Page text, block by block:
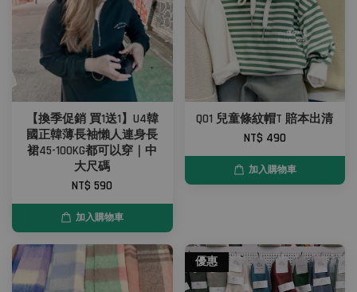
【換季促銷 買1送1】U4韓
國正韓薄長袖懶人連身長
裙45-100KG都可以穿｜中
大尺碼
NT$ 590
加入購物車
Q01 兒童條紋帽T 賠本出清
NT$ 490
加入購物車
優惠